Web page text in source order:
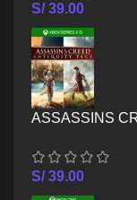
S/39.00
ASSASSINS
S/39.00